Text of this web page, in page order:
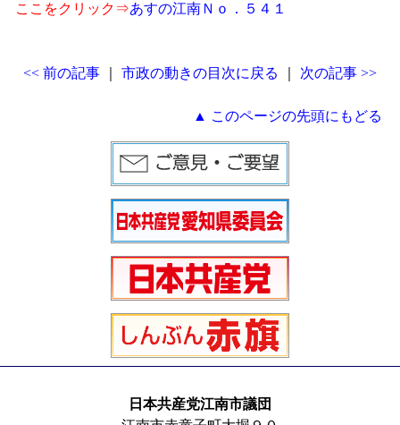
ここをクリック⇒あすの江南Ｎｏ．５４１
<< 前の記事 市政の動きの目次に戻る 次の記事 >>
▲ このページの先頭にもどる
日本共産党江南市議団